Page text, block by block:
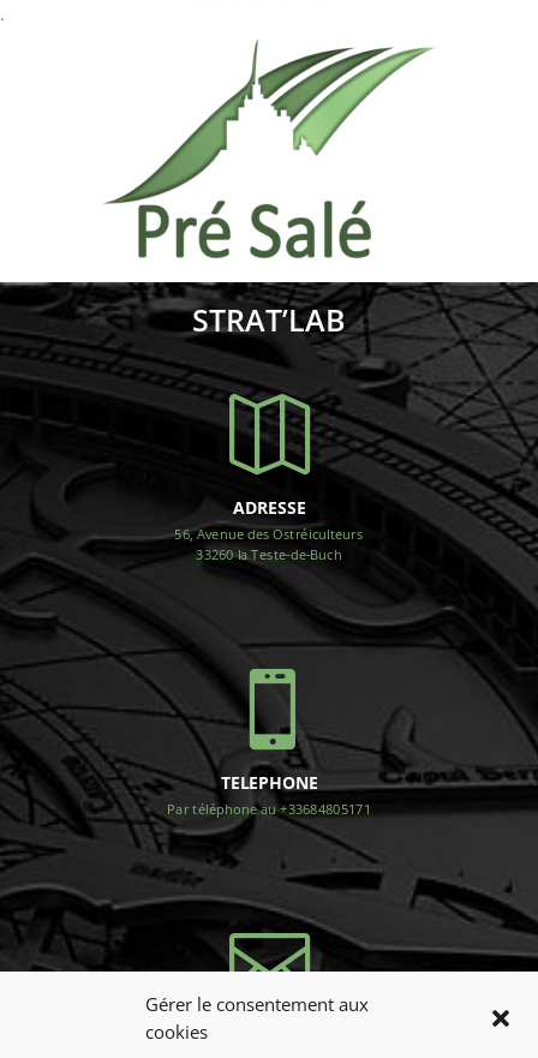
Gérer le consentement aux
cookies
.
STRAT’LAB

ADRESSE
56, Avenue des Ostréiculteurs
33260 la Teste-de-Buch

TELEPHONE
Par téléphone au +33684805171

NOUS CONTACTER